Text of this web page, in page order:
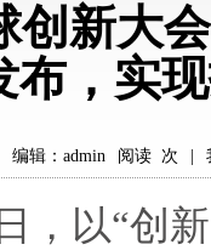
创新大
布，实
编辑：admin 阅读 次
，以“创